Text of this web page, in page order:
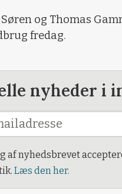
og Thomas
fredag.
nyheder i
af nyhedsbrevet
Læs den her.